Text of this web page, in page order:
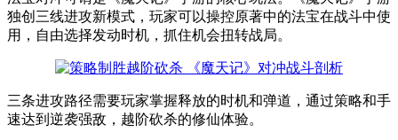
独创三线进攻新模式，玩家可以操控原著中的法宝在战斗中使
用，自由选择发动时机，抓住机会扭转战局。
三条进攻路径需要玩家掌握释放的时机和弹道，通过策略和手
速达到逆袭强敌，越阶砍杀的修仙体验。